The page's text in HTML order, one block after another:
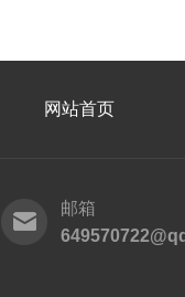
网站首页
邮箱